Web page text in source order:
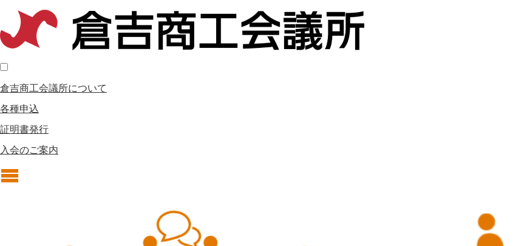
倉吉商工会議所について
各種申込
証明書発行
入会のご案内